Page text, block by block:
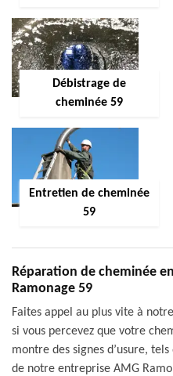
Débistrage de
cheminée 59
Entretien de cheminée
59
Réparation de cheminée
Ramonage 59
Faites appel au plus vite à
si vous percevez que votre
montre des signes d’usure,
de notre entreprise AMG